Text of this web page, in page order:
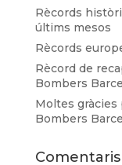
Rècords
últims mesos
Rècords
Rècord de
Bombers
Moltes gràcies
Bombers